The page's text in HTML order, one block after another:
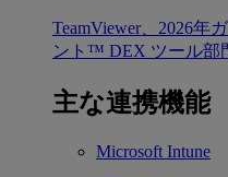
TeamViewer、2026年
ント™ DEX ツール部
主な連携機能
Microsoft Intune